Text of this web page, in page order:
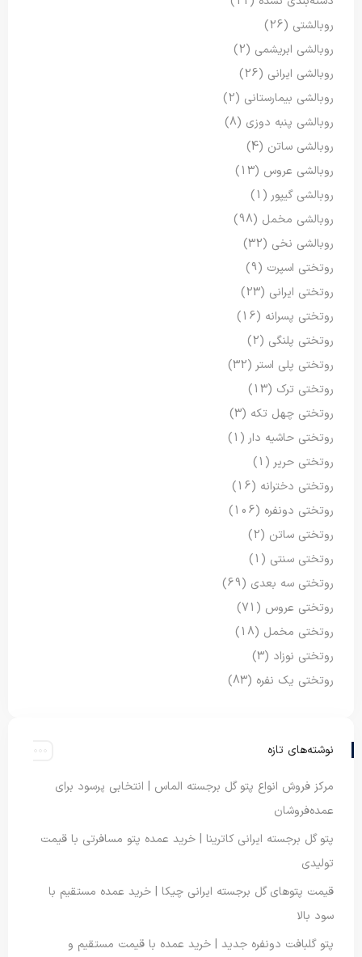
روبالشتی (26)
روبالشی ابریشمی (2)
روبالشی ایرانی (26)
روبالشی بیمارستانی (2)
روبالشی پنبه دوزی (8)
روبالشی ساتن (4)
روبالشی عروس (13)
روبالشی گیپور (1)
روبالشی مخمل (98)
روبالشی نخی (32)
روتختی اسپرت (9)
روتختی ایرانی (23)
روتختی پسرانه (16)
روتختی پلنگی (2)
روتختی پلی استر (32)
روتختی ترک (13)
روتختی چهل تکه (3)
روتختی حاشیه دار (1)
روتختی حریر (1)
روتختی دخترانه (16)
روتختی دونفره (106)
روتختی ساتن (2)
روتختی سنتی (1)
روتختی سه بعدی (69)
روتختی عروس (71)
روتختی مخمل (18)
روتختی نوزاد (3)
روتختی یک نفره (83)
نوشته‌های تازه
مرکز فروش انواع پتو گل برجسته الماس | انتخابی پرسود برای
عمده‌فروشان
پتو گل برجسته ایرانی کاترینا | خرید عمده پتو مسافرتی با قیمت
تولیدی
قیمت پتوهای گل برجسته ایرانی چیکا | خرید عمده مستقیم با
سود بالا
پتو گلبافت دونفره جدید | خرید عمده با قیمت مستقیم و